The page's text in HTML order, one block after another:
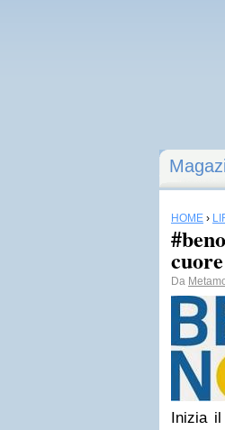
HOME ›
Da
Inizia il